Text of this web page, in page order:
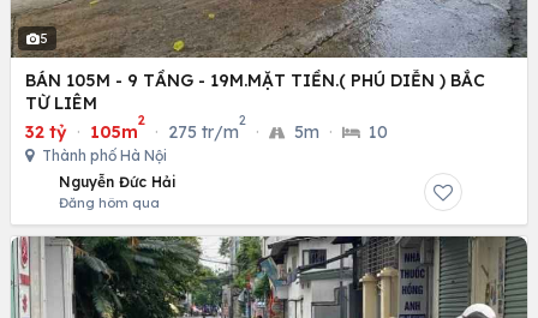
5
BÁN 105M - 9 TẦNG - 19M.MẶT TIỀN.( PHÚ DIỄN ) BẮC
TỪ LIÊM
32 tỷ · 105m
2
· 275 tr/m
2
· 5m · 10
Thành phố Hà Nội
Nguyễn Đức Hải
Đăng hôm qua